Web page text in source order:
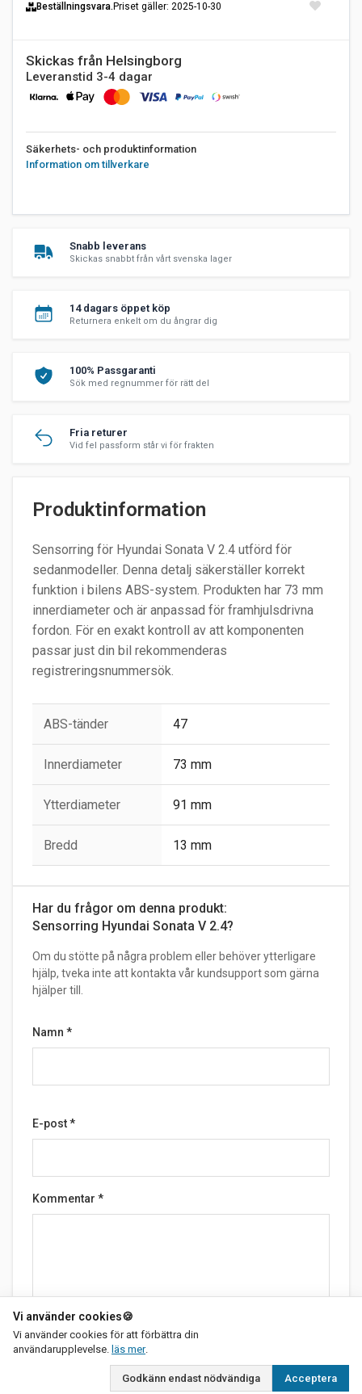
Beställningsvara. Priset gäller: 2025-10-30
Skickas från Helsingborg
Leveranstid 3-4 dagar
Säkerhets- och produktinformation
Information om tillverkare
Snabb leverans
Skickas snabbt från vårt svenska lager
14 dagars öppet köp
Returnera enkelt om du ångrar dig
100% Passgaranti
Sök med regnummer för rätt del
Fria returer
Vid fel passform står vi för frakten
Produktinformation
Sensorring för Hyundai Sonata V 2.4 utförd för
sedanmodeller. Denna detalj säkerställer korrekt
funktion i bilens ABS-system. Produkten har 73 mm
innerdiameter och är anpassad för framhjulsdrivna
fordon. För en exakt kontroll av att komponenten
passar just din bil rekommenderas
registreringsnummersök.
ABS-tänder 47
Innerdiameter 73 mm
Ytterdiameter 91 mm
Bredd 13 mm
Har du frågor om denna produkt:
Sensorring Hyundai Sonata V 2.4?
Om du stötte på några problem eller behöver ytterligare
hjälp, tveka inte att kontakta vår kundsupport som gärna
hjälper till.
Namn *
E-post*
Kommentar *
Vi använder cookies🍪
Vi använder cookies för att förbättra din
användarupplevelse. läs merom vår integritetspolicy
.
Godkänn endast nödvändiga Acceptera